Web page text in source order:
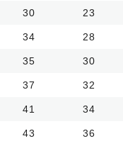
30 23
34 28
35 30
37 32
41 34
43 36